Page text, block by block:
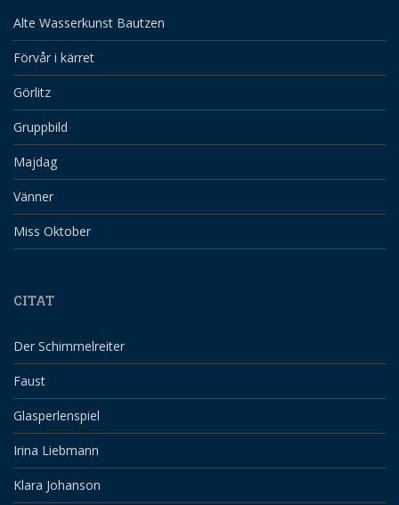
Alte Wasserkunst Bautzen
Förvår i kärret
Görlitz
Gruppbild
Majdag
Vänner
Miss Oktober
CITAT
Der Schimmelreiter
Faust
Glasperlenspiel
Irina Liebmann
Klara Johanson